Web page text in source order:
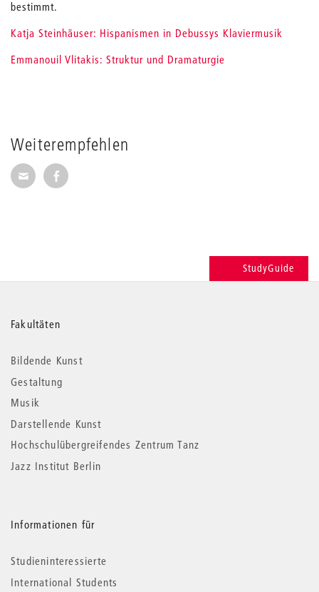
Weiterempfehlen
Seite per E-Mail weiterempfehlen
Seite auf Facebook weiterempfehlen
bestimmt.
Katja Steinhäuser: Hispanismen in Debussys Klaviermusik
Emmanouil Vlitakis: Struktur und Dramaturgie
StudyGuide
Weitere
Informationen
Fakultäten
Bildende Kunst
Gestaltung
Musik
Darstellende Kunst
Hochschulübergreifendes Zentrum Tanz
Jazz Institut Berlin
Informationen für
Studieninteressierte
International Students